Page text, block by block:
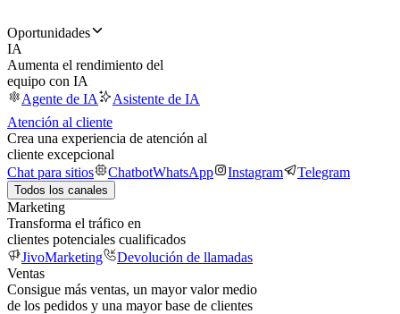
Oportunidades
IA
Aumenta el rendimiento del
equipo con IA
Agente de IA
Asistente de IA
Atención al cliente
Crea una experiencia de atención al
cliente excepcional
Chat para sitios
ChatbotWhatsApp Instagram Telegram
Todos los canales
Marketing
Transforma el tráfico en
clientes potenciales cualificados
JivoMarketing
Devolución de llamadas
Ventas
Consigue más ventas, un mayor valor medio
de los pedidos y una mayor base de clientes